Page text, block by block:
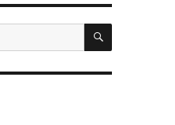
ZOEKEN